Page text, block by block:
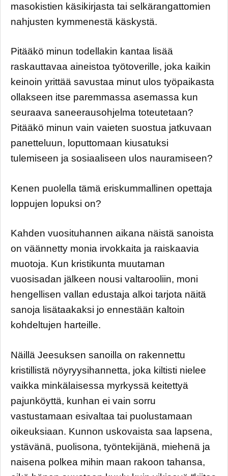
masokistien käsikirjasta tai selkärangattomien
nahjusten kymmenestä käskystä.
Pitääkö minun todellakin kantaa lisää
raskauttavaa aineistoa työtoverille, joka kaikin
keinoin yrittää savustaa minut ulos työpaikasta
ollakseen itse paremmassa asemassa kun
seuraava saneerausohjelma toteutetaan?
Pitääkö minun vain vaieten suostua jatkuvaan
panetteluun, loputtomaan kiusatuksi
tulemiseen ja sosiaaliseen ulos nauramiseen?
Kenen puolella tämä eriskummallinen opettaja
loppujen lopuksi on?
Kahden vuosituhannen aikana näistä sanoista
on väännetty monia irvokkaita ja raiskaavia
muotoja. Kun kristikunta muutaman
vuosisadan jälkeen nousi valtarooliin, moni
hengellisen vallan edustaja alkoi tarjota näitä
sanoja lisätaakaksi jo ennestään kaltoin
kohdeltujen harteille.
Näillä Jeesuksen sanoilla on rakennettu
kristillistä nöyryysihannetta, joka kiltisti nielee
vaikka minkälaisessa myrkyssä keitettyä
pajunköyttä, kunhan ei vain sorru
vastustamaan esivaltaa tai puolustamaan
oikeuksiaan. Kunnon uskovaista saa lapsena,
ystävänä, puolisona, työntekijänä, miehenä ja
naisena polkea mihin maan rakoon tahansa,